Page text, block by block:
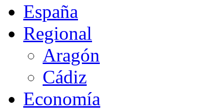
España
Regional
Aragón
Cádiz
Economía